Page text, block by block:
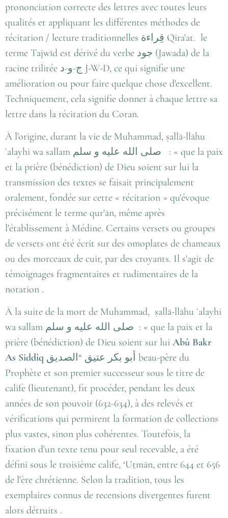
prononciation correcte des lettres avec toutes leurs
qualités et appliquant les différentes méthodes de
récitation / lecture traditionnelles قِراءة Qira'at. le
terme Tajwīd est dérivé du verbe جود (Jawada) de la
racine trilitée ج-و-د J-W-D, ce qui signifie une
amélioration ou pour faire quelque chose d'excellent.
Techniquement, cela signifie donner à chaque lettre sa
lettre dans la récitation du Coran.
À l'origine, durant la vie de Muhammad, ṣallā-llāhu
ʿalayhi wa sallam صلى الله عليه و سلم : « que la paix
et la prière (bénédiction) de Dieu soient sur lui la
transmission des textes se faisait principalement
oralement, fondée sur cette « récitation » qu'évoque
précisément le terme qur'ān, même après
l'établissement à Médine. Certains versets ou groupes
de versets ont été écrit sur des omoplates de chameaux
ou des morceaux de cuir, par des croyants. Il s'agit de
témoignages fragmentaires et rudimentaires de la
notation .
À la suite de la mort de Muhammad, ṣallā-llāhu ʿalayhi
wa sallam صلى الله عليه و سلم : « que la paix et la
prière (bénédiction) de Dieu soient sur lui Abû Bakr
As Siddîq أبو بكر عتيق “الصديق beau-père du
Prophète et son premier successeur sous le titre de
calife (lieutenant), fit procéder, pendant les deux
années de son pouvoir (632-634), à des relevés et
vérifications qui permirent la formation de collections
plus vastes, sinon plus cohérentes. Toutefois, la
fixation d'un texte tenu pour seul recevable, a été
défini sous le troisième calife, ‘Uṯmān, entre 644 et 656
de l'ère chrétienne. Selon la tradition, tous les
exemplaires connus de recensions divergentes furent
alors détruits .